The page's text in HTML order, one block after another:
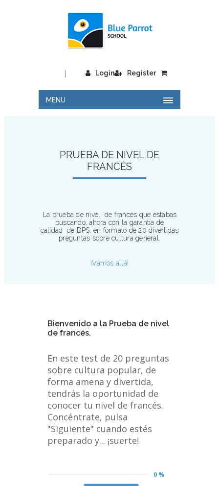
Login
| Register
MENU
PRUEBA DE NIVEL DE
FRANCÉS
La prueba de nivel de francés que estabas
buscando, ahora con la garantía de
calidad de BPS, en formato de 20 divertidas
preguntas sobre cultura general.
¡Vamos allá!
Bienvenido a la Prueba de nivel
de francés.
En este test de 20 preguntas
sobre cultura popular, de
forma amena y divertida,
tendrás la oportunidad de
conocer tu nivel de francés.
Concéntrate, pulsa
"Siguiente" cuando estés
preparado y... ¡suerte!
0 %